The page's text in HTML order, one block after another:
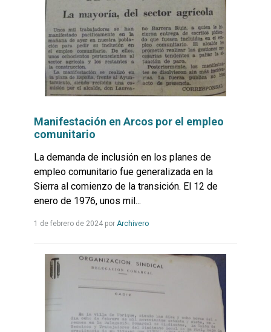
Manifestación en Arcos por el empleo
comunitario
La demanda de inclusión en los planes de
empleo comunitario fue generalizada en la
Sierra al comienzo de la transición. El 12 de
enero de 1976, unos mil...
1 de febrero de 2024por ArchiveroLeer